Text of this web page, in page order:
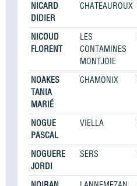
NICARD
DIDIER
CHATEAUROUX
NICOUD
FLORENT
LES
CONTAMINES
MONTJOIE
NOAKES
TANIA
MARIÉ
CHAMONIX
NOGUE
PASCAL
VIELLA
NOGUERE
JORDI
SERS